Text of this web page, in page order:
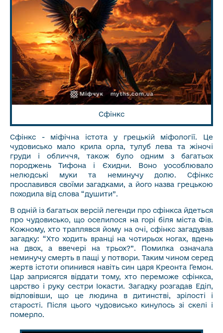
Сфінкс
Сфінкс - міфічна істота у грецькій міфології. Це
чудовисько мало крила орла, тулуб лева та жіночі
груди і обличчя, також було одним з багатьох
породжень Тифона і Єхидни. Воно уособлювало
нелюдські муки та неминучу долю. Сфінкс
прославився своїми загадками, а його назва грецькою
походила від слова “душити”.
В одній із багатьох версій легенди про сфінкса йдеться
про чудовисько, що оселилося на горі біля міста Фів.
Кожному, хто траплявся йому на очі, сфінкс загадував
загадку: “Хто ходить вранці на чотирьох ногах, вдень
на двох, а ввечері на трьох?”. Помилка означала
неминучу смерть в пащі у потвори. Таким чином серед
жертв істоти опинився навіть син царя Креонта Гемон.
Цар заприсягся віддати тому, хто переможе сфінкса,
царство і руку сестри Іокасти. Загадку розгадав Едіп,
відповівши, що це людина в дитинстві, зрілості і
старості. Після цього чудовисько кинулось зі скелі і
померло.